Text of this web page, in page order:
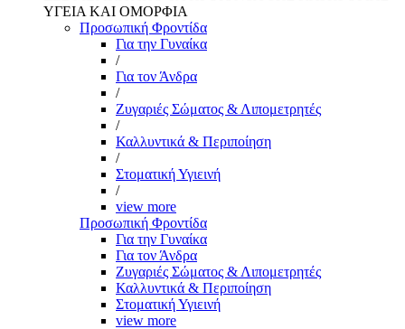
ΥΓΕΙΑ ΚΑΙ ΟΜΟΡΦΙΑ
Προσωπική Φροντίδα
Για την Γυναίκα
/
Για τον Άνδρα
/
Ζυγαριές Σώματος & Λιπομετρητές
/
Καλλυντικά & Περιποίηση
/
Στοματική Υγιεινή
/
view more
Προσωπική Φροντίδα
Για την Γυναίκα
Για τον Άνδρα
Ζυγαριές Σώματος & Λιπομετρητές
Καλλυντικά & Περιποίηση
Στοματική Υγιεινή
view more